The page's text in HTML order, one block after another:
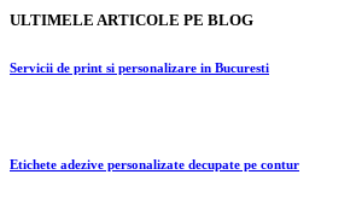
ULTIMELE ARTICOLE PE BLOG
Servicii de print si personalizare in Bucuresti
Etichete adezive personalizate decupate pe contur